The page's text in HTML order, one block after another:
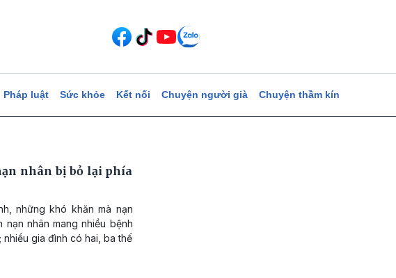
Pháp luật Sức khỏe Kết nối Chuyện người già Chuyện thầm kín
nhân bị bỏ lại phía
những khó khăn mà nạn
nạn nhân mang nhiều bệnh
nhiều gia đình có hai, ba thế